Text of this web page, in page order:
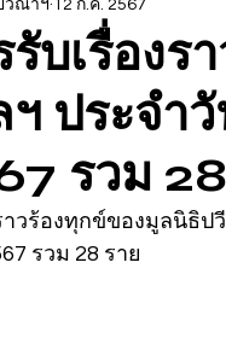
รับเรื่อง
ประจำ
รวม
วีณาฯ 12 ก.ค. 2567
าวร้องทุกข์ของมูลนิธิ
รวม 28 ราย